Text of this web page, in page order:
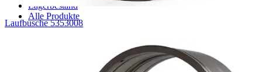
Lagerbestand
Alle Produkte
Laufbusche 5353008